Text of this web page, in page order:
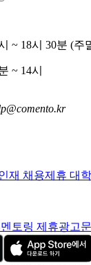
~ 18시 30분 (주
~ 14시
재 채용제휴 대
멘토링 제휴광고